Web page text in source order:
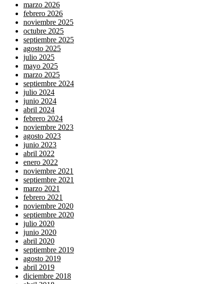
marzo 2026
febrero 2026
noviembre 2025
octubre 2025
septiembre 2025
agosto 2025
julio 2025
mayo 2025
marzo 2025
septiembre 2024
julio 2024
junio 2024
abril 2024
febrero 2024
noviembre 2023
agosto 2023
junio 2023
abril 2022
enero 2022
noviembre 2021
septiembre 2021
marzo 2021
febrero 2021
noviembre 2020
septiembre 2020
julio 2020
junio 2020
abril 2020
septiembre 2019
agosto 2019
abril 2019
diciembre 2018